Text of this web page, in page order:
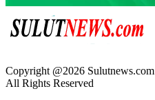
Copyright @2026 Sulutnews.com
All Rights Reserved